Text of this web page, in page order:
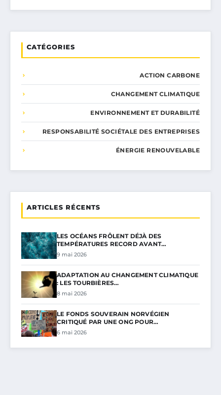
CATÉGORIES
ACTION CARBONE
CHANGEMENT CLIMATIQUE
ENVIRONNEMENT ET DURABILITÉ
RESPONSABILITÉ SOCIÉTALE DES ENTREPRISES
ÉNERGIE RENOUVELABLE
ARTICLES RÉCENTS
LES OCÉANS FRÔLENT DÉJÀ DES
TEMPÉRATURES RECORD AVANT…
9 mai 2026
ADAPTATION AU CHANGEMENT CLIMATIQUE
: LES TOURBIÈRES…
8 mai 2026
LE FONDS SOUVERAIN NORVÉGIEN
CRITIQUÉ PAR UNE ONG POUR…
6 mai 2026